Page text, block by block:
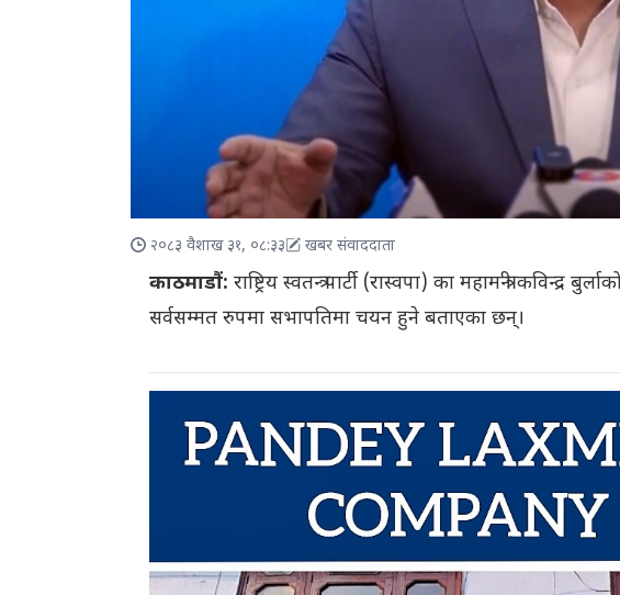
२०८३ वैशाख ३१, ०८:३३ खबर संवाददाता
काठमाडौं: राष्ट्रिय स्वतन्त्र पार्टी (रास्वपा) का महामन्त्री कविन्द्र
सर्वसम्मत रुपमा सभापतिमा चयन हुने बताएका छन्।